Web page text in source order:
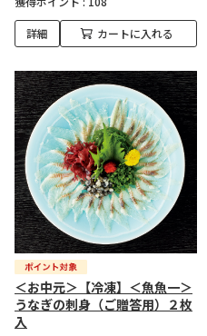
詳細 カートに入れる
＜お中元＞【冷凍】＜魚魚一＞
うなぎの刺身（ご贈答用）２枚
入